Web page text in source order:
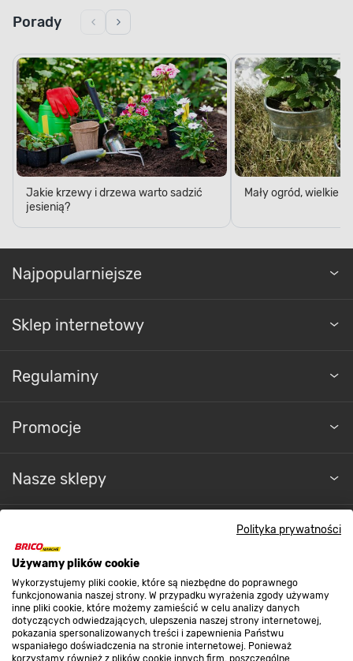
Polityka prywatności
Używamy plików cookie
Wykorzystujemy pliki cookie, które są niezbędne do poprawnego
funkcjonowania naszej strony. W przypadku wyrażenia zgody używamy
inne pliki cookie, które możemy zamieścić w celu analizy danych
dotyczących odwiedzających, ulepszenia naszej strony internetowej,
pokazania spersonalizowanych treści i zapewnienia Państwu
wspaniałego doświadczenia na stronie internetowej. Ponieważ
korzystamy również z plików cookie innych firm, poszczególne
Porady
Jakie krzewy i drzewa warto sadzić
jesienią?
Mały ogród, wielkie
Najpopularniejsze
Sklep internetowy
Regulaminy
Promocje
Nasze sklepy
Kontakt do sklepu
Strefa biznesu